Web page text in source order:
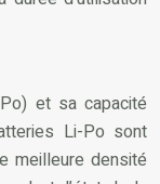
et sa capacité
Li-Po sont
meilleure densité